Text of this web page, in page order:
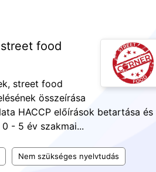
food
street food
összeírása
HACCP előírások betartása és
- 5 év szakmai...
Nem szükséges nyelvtudás